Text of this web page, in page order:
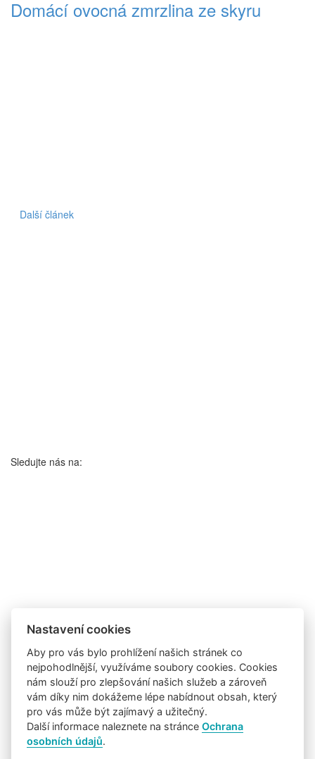
Domácí ovocná zmrzlina ze skyru
Další článek
Sledujte nás na:
Nastavení cookies
Aby pro vás bylo prohlížení našich stránek co
nejpohodlnější, využíváme soubory cookies. Cookies
nám slouží pro zlepšování našich služeb a zároveň
vám díky nim dokážeme lépe nabídnout obsah, který
pro vás může být zajímavý a užitečný.
Další informace naleznete na stránceOchrana
osobních údajů.